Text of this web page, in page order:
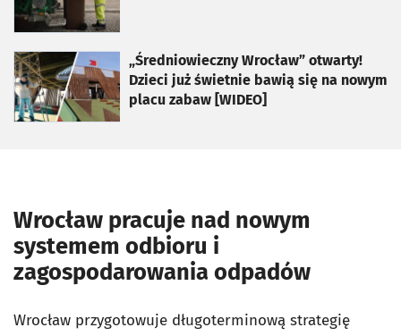
„Średniowieczny Wrocław” otwarty!
Dzieci już świetnie bawią się na nowym
placu zabaw [WIDEO]
otworzy się w nowej karcie
Wrocław pracuje nad nowym
systemem odbioru i
zagospodarowania odpadów
Wrocław przygotowuje długoterminową strategię